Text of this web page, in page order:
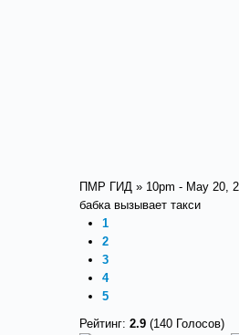
ПМР ГИД » 10pm - May 20,
бабка вызывает такси
1
2
3
4
5
Рейтинг: 2.9 (140 Голосов)